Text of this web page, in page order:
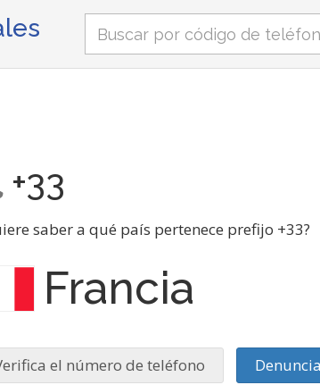
+33
saber a qué país pertenece prefijo +33?
Francia
el número de teléfono